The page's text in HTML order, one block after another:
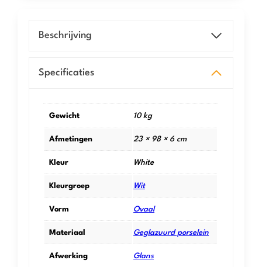
Beschrijving
Specificaties
Gewicht 10 kg
Afmetingen 23 × 98 × 6 cm
Kleur White
Kleurgroep Wit
Vorm Ovaal
Materiaal Geglazuurd porselein
Afwerking Glans